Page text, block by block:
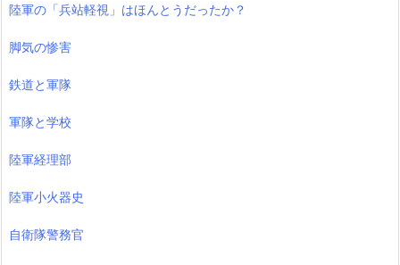
陸軍の「兵站軽視」はほんとうだったか？
脚気の惨害
鉄道と軍隊
軍隊と学校
陸軍経理部
陸軍小火器史
自衛隊警務官